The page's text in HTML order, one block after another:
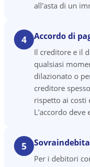
all'asta di un
4 Accordo di
Il creditore e il
qualsiasi
dilazionato o
creditore
rispetto ai costi
L'accordo deve
5
Per i debitori